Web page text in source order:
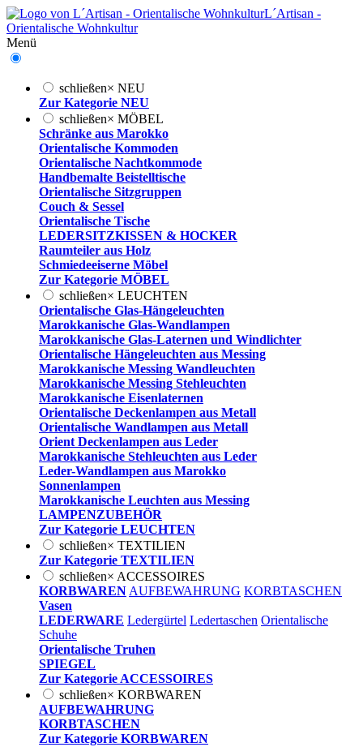
L´Artisan -
Orientalische Wohnkultur
Menü
schließen× NEU
Zur Kategorie NEU
schließen× MÖBEL
Schränke aus Marokko
Orientalische Kommoden
Orientalische Nachtkommode
Handbemalte Beistelltische
Orientalische Sitzgruppen
Couch & Sessel
Orientalische Tische
LEDERSITZKISSEN & HOCKER
Raumteiler aus Holz
Schmiedeeiserne Möbel
Zur Kategorie MÖBEL
schließen× LEUCHTEN
Orientalische Glas-Hängeleuchten
Marokkanische Glas-Wandlampen
Marokkanische Glas-Laternen und Windlichter
Orientalische Hängeleuchten aus Messing
Marokkanische Messing Wandleuchten
Marokkanische Messing Stehleuchten
Marokkanische Eisenlaternen
Orientalische Deckenlampen aus Metall
Orientalische Wandlampen aus Metall
Orient Deckenlampen aus Leder
Marokkanische Stehleuchten aus Leder
Leder-Wandlampen aus Marokko
Sonnenlampen
Marokkanische Leuchten aus Messing
LAMPENZUBEHÖR
Zur Kategorie LEUCHTEN
schließen× TEXTILIEN
Zur Kategorie TEXTILIEN
schließen× ACCESSOIRES
KORBWAREN AUFBEWAHRUNG KORBTASCHEN
Vasen
LEDERWARE Ledergürtel Ledertaschen Orientalische
Schuhe
Orientalische Truhen
SPIEGEL
Zur Kategorie ACCESSOIRES
schließen× KORBWAREN
AUFBEWAHRUNG
KORBTASCHEN
Zur Kategorie KORBWAREN